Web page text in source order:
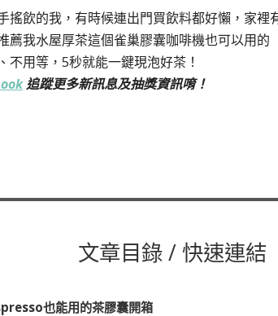
搖飲的我，有時候連出門買飲料都好懶，家裡
薦我水屋厚茶這個雀巢膠囊咖啡機也可以用的
不用等，5秒就能一鍵現泡好茶！
追蹤更多新訊息及抽獎資訊唷！
文章目錄 / 快速連結
也能用的茶膠囊開箱